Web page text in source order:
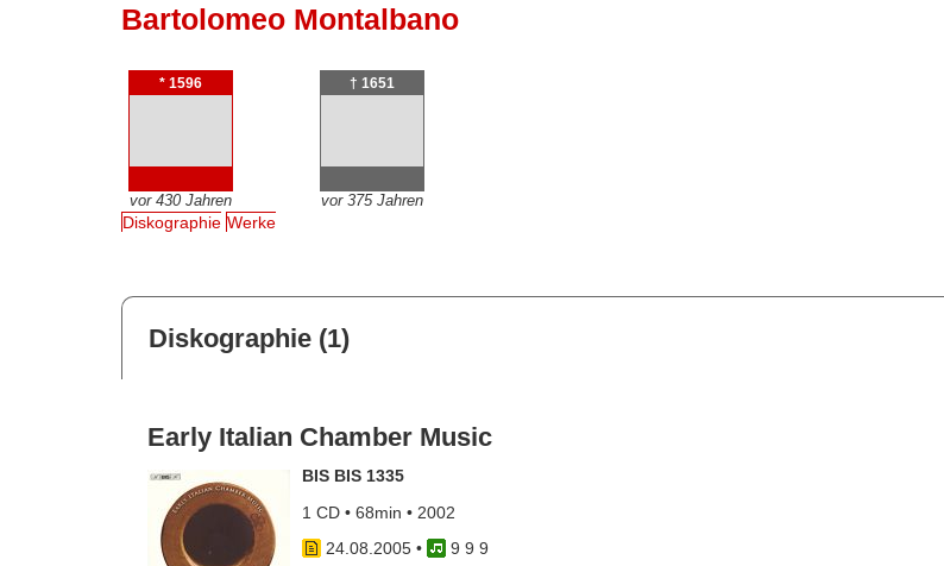
Bartolomeo Montalbano
* 1596
vor 430 Jahren
† 1651
vor 375 Jahren
Diskographie Werke
Diskographie (1)
Early Italian Chamber Music
BIS BIS 1335
1 CD • 68min • 2002
24.08.2005•
9 9 9